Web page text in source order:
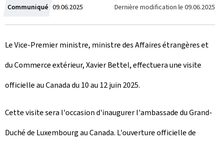
Communiqué C
r
é
e
l
09.06.2025 Dernière modification le 09.06.2025
Le Vice-Premier ministre, ministre des Affaires étrangères et
du Commerce extérieur, Xavier Bettel, effectuera une visite
officielle au Canada du 10 au 12 juin 2025.
Cette visite sera l'occasion d'inaugurer l'ambassade du Grand-
Duché de Luxembourg au Canada. L'ouverture officielle de